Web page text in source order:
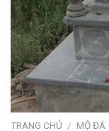
TRANG CHỦ / MỘ ĐÁ